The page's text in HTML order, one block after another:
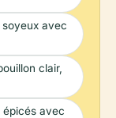
avec
clair,
avec